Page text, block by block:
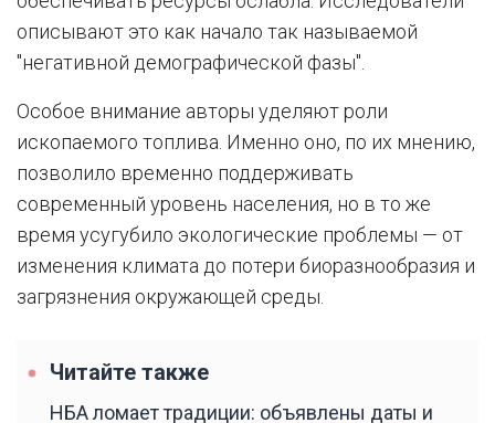
описывают это как начало так называемой
"негативной демографической фазы".
Особое внимание авторы уделяют роли
ископаемого топлива. Именно оно, по их мнению,
позволило временно поддерживать
современный уровень населения, но в то же
время усугубило экологические проблемы — от
изменения климата до потери биоразнообразия и
загрязнения окружающей среды.
Читайте также
НБА ломает традиции: объявлены даты и